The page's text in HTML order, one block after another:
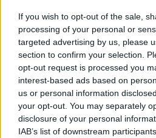
If you wish to opt-out of the sale,
processing of your personal or
targeted advertising by us, please
section to confirm your selection.
opt-out request is processed you
interest-based ads based on
us or personal information
your opt-out. You may separately
disclosure of your personal
IAB’s list of downstream
5 χρόνια κάθειρξη με
μαχαίρωσε τον κουμπάρο
Στα Κέντρα Υγείας ο
με τις άλλες ασθένειες
Τι πρέπει να γνωρίζεις
εμβολιαστικά κέντρα